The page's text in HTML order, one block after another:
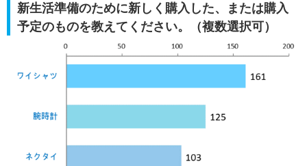
新生活準備のために新しく購入した、または購入
予定のものを教えてください。（複数選択可）